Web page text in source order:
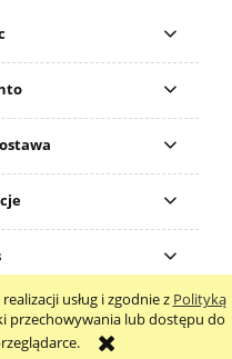
usług i zgodnie z Polityką
przechowywania lub dostępu do
strony
Shoper.pl